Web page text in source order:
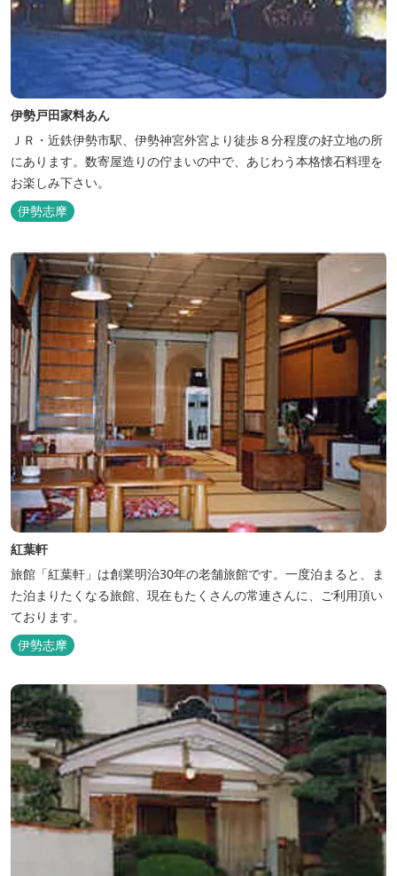
伊勢戸田家料あん
ＪＲ・近鉄伊勢市駅、伊勢神宮外宮より徒歩８分程度の好立地の所
にあります。数寄屋造りの佇まいの中で、あじわう本格懐石料理を
お楽しみ下さい。
伊勢志摩
紅葉軒
旅館「紅葉軒」は創業明治30年の老舗旅館です。一度泊まると、ま
た泊まりたくなる旅館、現在もたくさんの常連さんに、ご利用頂い
ております。
伊勢志摩